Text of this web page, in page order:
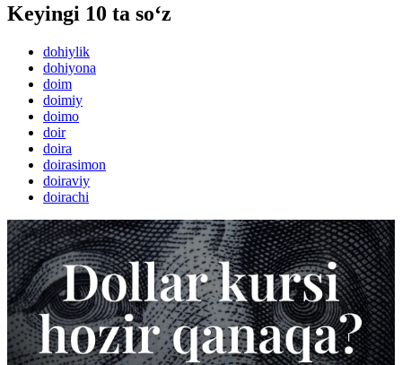
Keyingi 10 ta so‘z
dohiylik
dohiyona
doim
doimiy
doimo
doir
doira
doirasimon
doiraviy
doirachi